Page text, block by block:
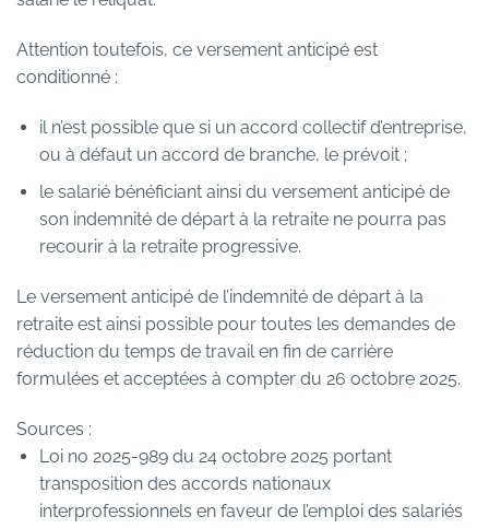
Attention toutefois, ce versement anticipé est
conditionné :
il n’est possible que si un accord collectif d’entreprise,
ou à défaut un accord de branche, le prévoit ;
le salarié bénéficiant ainsi du versement anticipé de
son indemnité de départ à la retraite ne pourra pas
recourir à la retraite progressive.
Le versement anticipé de l’indemnité de départ à la
retraite est ainsi possible pour toutes les demandes de
réduction du temps de travail en fin de carrière
formulées et acceptées à compter du 26 octobre 2025.
Sources :
Loi no 2025-989 du 24 octobre 2025 portant
transposition des accords nationaux
interprofessionnels en faveur de l’emploi des salariés